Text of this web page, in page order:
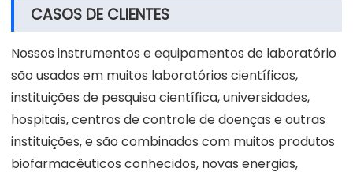
CASOS DE CLIENTES
Nossos instrumentos e equipamentos de laboratório
são usados em muitos laboratórios científicos,
instituições de pesquisa científica, universidades,
hospitais, centros de controle de doenças e outras
instituições, e são combinados com muitos produtos
biofarmacêuticos conhecidos, novas energias,